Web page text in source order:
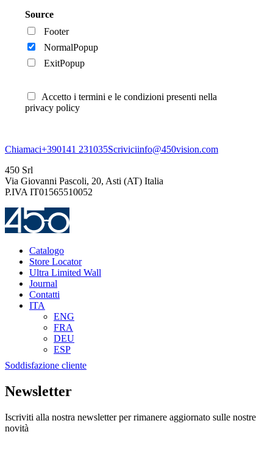
Source
Footer
NormalPopup
ExitPopup
Accetto i termini e le condizioni presenti nella
privacy policy
Chiamaci+390141 231035Scriviciinfo@450vision.com
450 Srl
Via Giovanni Pascoli, 20, Asti (AT) Italia
P.IVA IT01565510052
Catalogo
Store Locator
Ultra Limited Wall
Journal
Contatti
ITA
ENG
FRA
DEU
ESP
Soddisfazione cliente
Newsletter
Iscriviti alla nostra newsletter per rimanere aggiornato sulle nostre
novità